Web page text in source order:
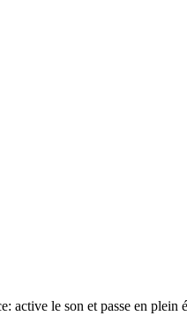
active le son et passe en plein